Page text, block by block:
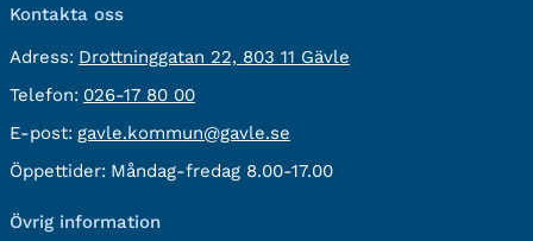
Kontakta oss
Adress: besöksadress:
Drottninggatan 22, 803 11 Gävle
Telefon: Telefon:
026-17 80 00
E-post: E-
post:
gavle.kommun@gavle.se
Öppettider: Måndag-fredag 8.00-17.00
Övrig information